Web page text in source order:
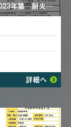
足立区の一棟売りアパート 満室稼働中 2023年築 耐火建築物 １R×６室
詳細へ